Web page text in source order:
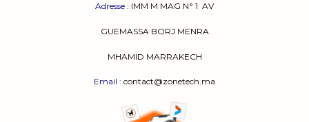
Adresse : IMM M MAG N° 1 AV
GUEMASSA BORJ MENRA
MHAMID MARRAKECH
Email : contact@zonetech.ma